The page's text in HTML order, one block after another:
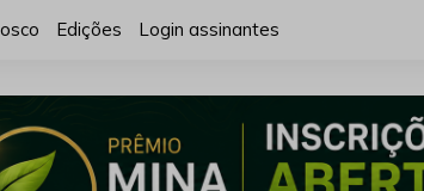
Edições Login assinantes